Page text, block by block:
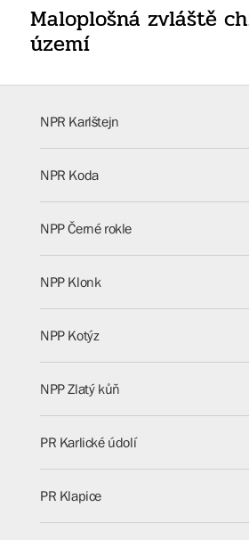
Maloplošná zvláště
území
NPR Karlštejn
NPR Koda
NPP Černé rokle
NPP Klonk
NPP Kotýz
NPP Zlatý kůň
PR Karlické údolí
PR Klapice